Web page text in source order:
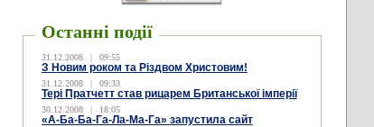
Останні події
31.12.2008 | 09:55
З Новим роком та Різдвом Христовим!
31.12.2008 | 09:33
Тері Пратчетт став рицарем Британської імперії
30.12.2008 | 18:05
«А-Ба-Ба-Га-Ла-Ма-Га» запустила сайт